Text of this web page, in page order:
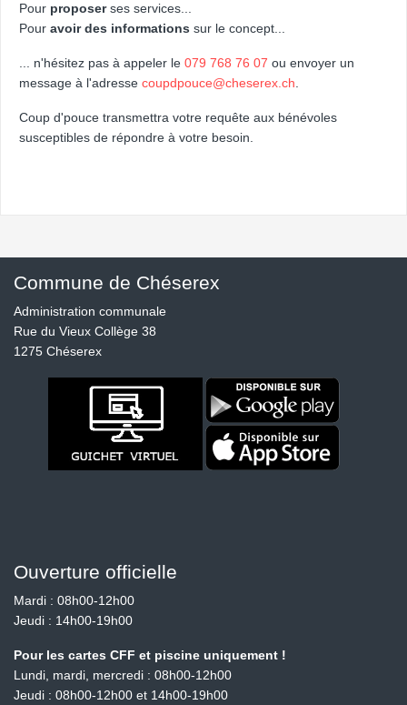
Pour proposerses services...
Pour avoir des informations sur le concept...
... n'hésitez pas à appeler le 079 768 76 07 ou envoyer un
message à l'adresse coupdpouce@cheserex.ch
Coup d'pouce transmettra votre requête aux bénévoles
susceptibles de répondre à votre besoin.
Commune de Chéserex
Administration communale
Rue du Vieux Collège 38
1275 Chéserex
Ouverture officielle
Mardi : 08h00-12h00
Jeudi : 14h00-19h00
Pour les cartes CFF et piscine uniquement !
Lundi, mardi, mercredi : 08h00-12h00
Jeudi : 08h00-12h00 et 14h00-19h00